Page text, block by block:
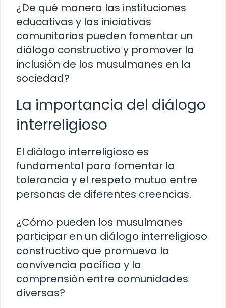
¿De qué manera las instituciones
educativas y las iniciativas
comunitarias pueden fomentar un
diálogo constructivo y promover la
inclusión de los musulmanes en la
sociedad?
La importancia del diálogo
interreligioso
El diálogo interreligioso es
fundamental para fomentar la
tolerancia y el respeto mutuo entre
personas de diferentes creencias.
¿Cómo pueden los musulmanes
participar en un diálogo interreligioso
constructivo que promueva la
convivencia pacífica y la
comprensión entre comunidades
diversas?